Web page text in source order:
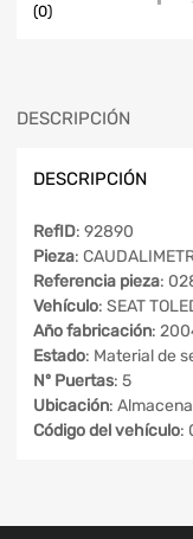
(0)
DESCRIPCIÓN
DESCRIPCIÓN
RefID: 92890
Pieza:
Referencia pieza:
Vehículo: SEAT
Año fabricación:
Estado: Material de
Nº Puertas: 5
Ubicación:
Código del vehículo: